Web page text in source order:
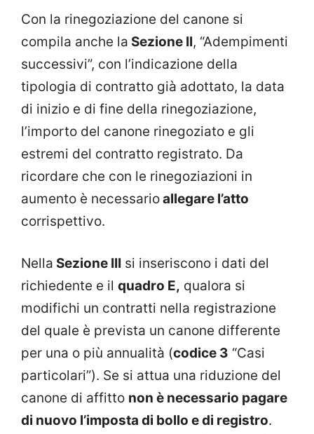
Con la rinegoziazione del canone si
compila anche la Sezione II, “Adempimenti
successivi”, con l’indicazione della
tipologia di contratto già adottato, la data
di inizio e di fine della rinegoziazione,
l’importo del canone rinegoziato e gli
estremi del contratto registrato. Da
ricordare che con le rinegoziazioni in
aumento è necessarioallegare l’atto
corrispettivo.
Nella Sezione III si inseriscono i dati del
richiedente e il quadro E, qualora si
modifichi un contratti nella registrazione
del quale è prevista un canone differente
per una o più annualità (codice 3 “Casi
particolari”). Se si attua una riduzione del
canone di affitto non è necessario pagare
di nuovo l’imposta di bollo e di registro.